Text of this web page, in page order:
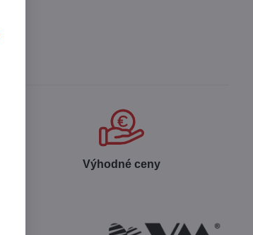
Výhodné ceny